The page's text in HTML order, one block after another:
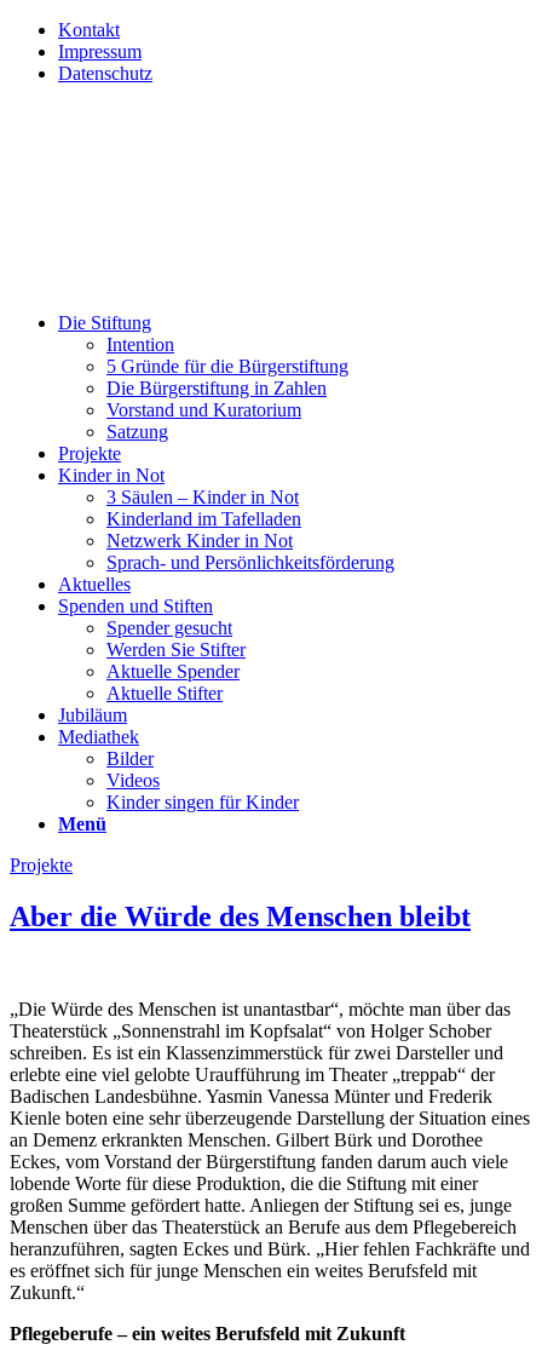
Kontakt
Impressum
Datenschutz
Die Stiftung
Intention
5 Gründe für die Bürgerstiftung
Die Bürgerstiftung in Zahlen
Vorstand und Kuratorium
Satzung
Projekte
Kinder in Not
3 Säulen – Kinder in Not
Kinderland im Tafelladen
Netzwerk Kinder in Not
Sprach- und Persönlichkeits­förderung
Aktuelles
Spenden und Stiften
Spender gesucht
Werden Sie Stifter
Aktuelle Spender
Aktuelle Stifter
Jubiläum
Mediathek
Bilder
Videos
Kinder singen für Kinder
Menü
Projekte
Aber die Würde des Menschen bleibt
„Die Würde des Menschen ist unantastbar“, möchte man über das
Theaterstück „Sonnenstrahl im Kopfsalat“ von Holger Schober
schreiben. Es ist ein Klassenzimmerstück für zwei Darsteller und
erlebte eine viel gelobte Uraufführung im Theater „treppab“ der
Badischen Landesbühne. Yasmin Vanessa Münter und Frederik
Kienle boten eine sehr überzeugende Darstellung der Situation eines
an Demenz erkrankten Menschen. Gilbert Bürk und Dorothee
Eckes, vom Vorstand der Bürgerstiftung fanden darum auch viele
lobende Worte für diese Produktion, die die Stiftung mit einer
großen Summe gefördert hatte. Anliegen der Stiftung sei es, junge
Menschen über das Theaterstück an Berufe aus dem Pflegebereich
heranzuführen, sagten Eckes und Bürk. „Hier fehlen Fachkräfte und
es eröffnet sich für junge Menschen ein weites Berufsfeld mit
Zukunft.“
Pflegeberufe – ein weites Berufsfeld mit Zukunft